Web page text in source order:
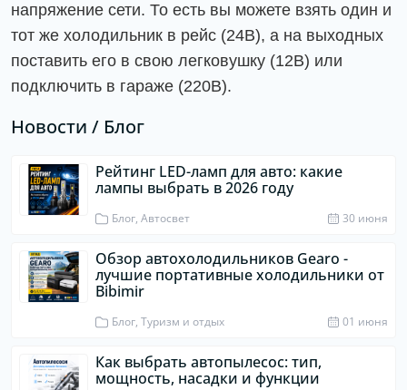
напряжение сети. То есть вы можете взять один и
тот же холодильник в рейс (24В), а на выходных
поставить его в свою легковушку (12В) или
подключить в гараже (220В).
Новости / Блог
Рейтинг LED-ламп для авто: какие
лампы выбрать в 2026 году
Блог, Автосвет 30 июня
Обзор автохолодильников Gearo -
лучшие портативные холодильники от
Bibimir
Блог, Туризм и отдых 01 июня
Как выбрать автопылесос: тип,
мощность, насадки и функции